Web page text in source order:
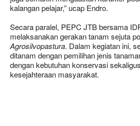
kalangan pelajar,” ucap Endro.
Secara paralel, PEPC JTB bersama
melaksanakan gerakan tanam sejuta
Agrosilvopastura. Dalam kegiatan ini,
ditanam dengan pemilihan jenis
dengan kebutuhan konservasi
kesejahteraan masyarakat.